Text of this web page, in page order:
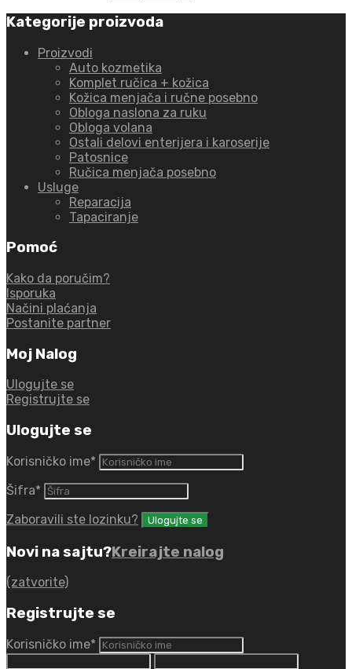
Kategorije proizvoda
Proizvodi
Auto kozmetika
Komplet ručica + kožica
Kožica menjača i ručne posebno
Obloga naslona za ruku
Obloga volana
Ostali delovi enterijera i karoserije
Patosnice
Ručica menjača posebno
Usluge
Reparacija
Tapaciranje
Pomoć
Kako da poručim?
Isporuka
Načini plaćanja
Postanite partner
Moj Nalog
Ulogujte se
Registrujte se
Ulogujte se
Korisničko ime*
Šifra*
Zaboravili ste lozinku?
Novi na sajtu?Kreirajte nalog
(zatvorite)
Registrujte se
Korisničko ime*